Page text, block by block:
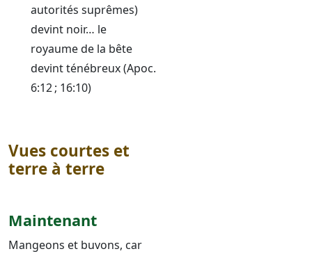
autorités suprêmes)
devint noir… le
royaume de la bête
devint ténébreux (Apoc.
6:12 ; 16:10)
Vues courtes et
terre à terre
Maintenant
Mangeons et buvons, car